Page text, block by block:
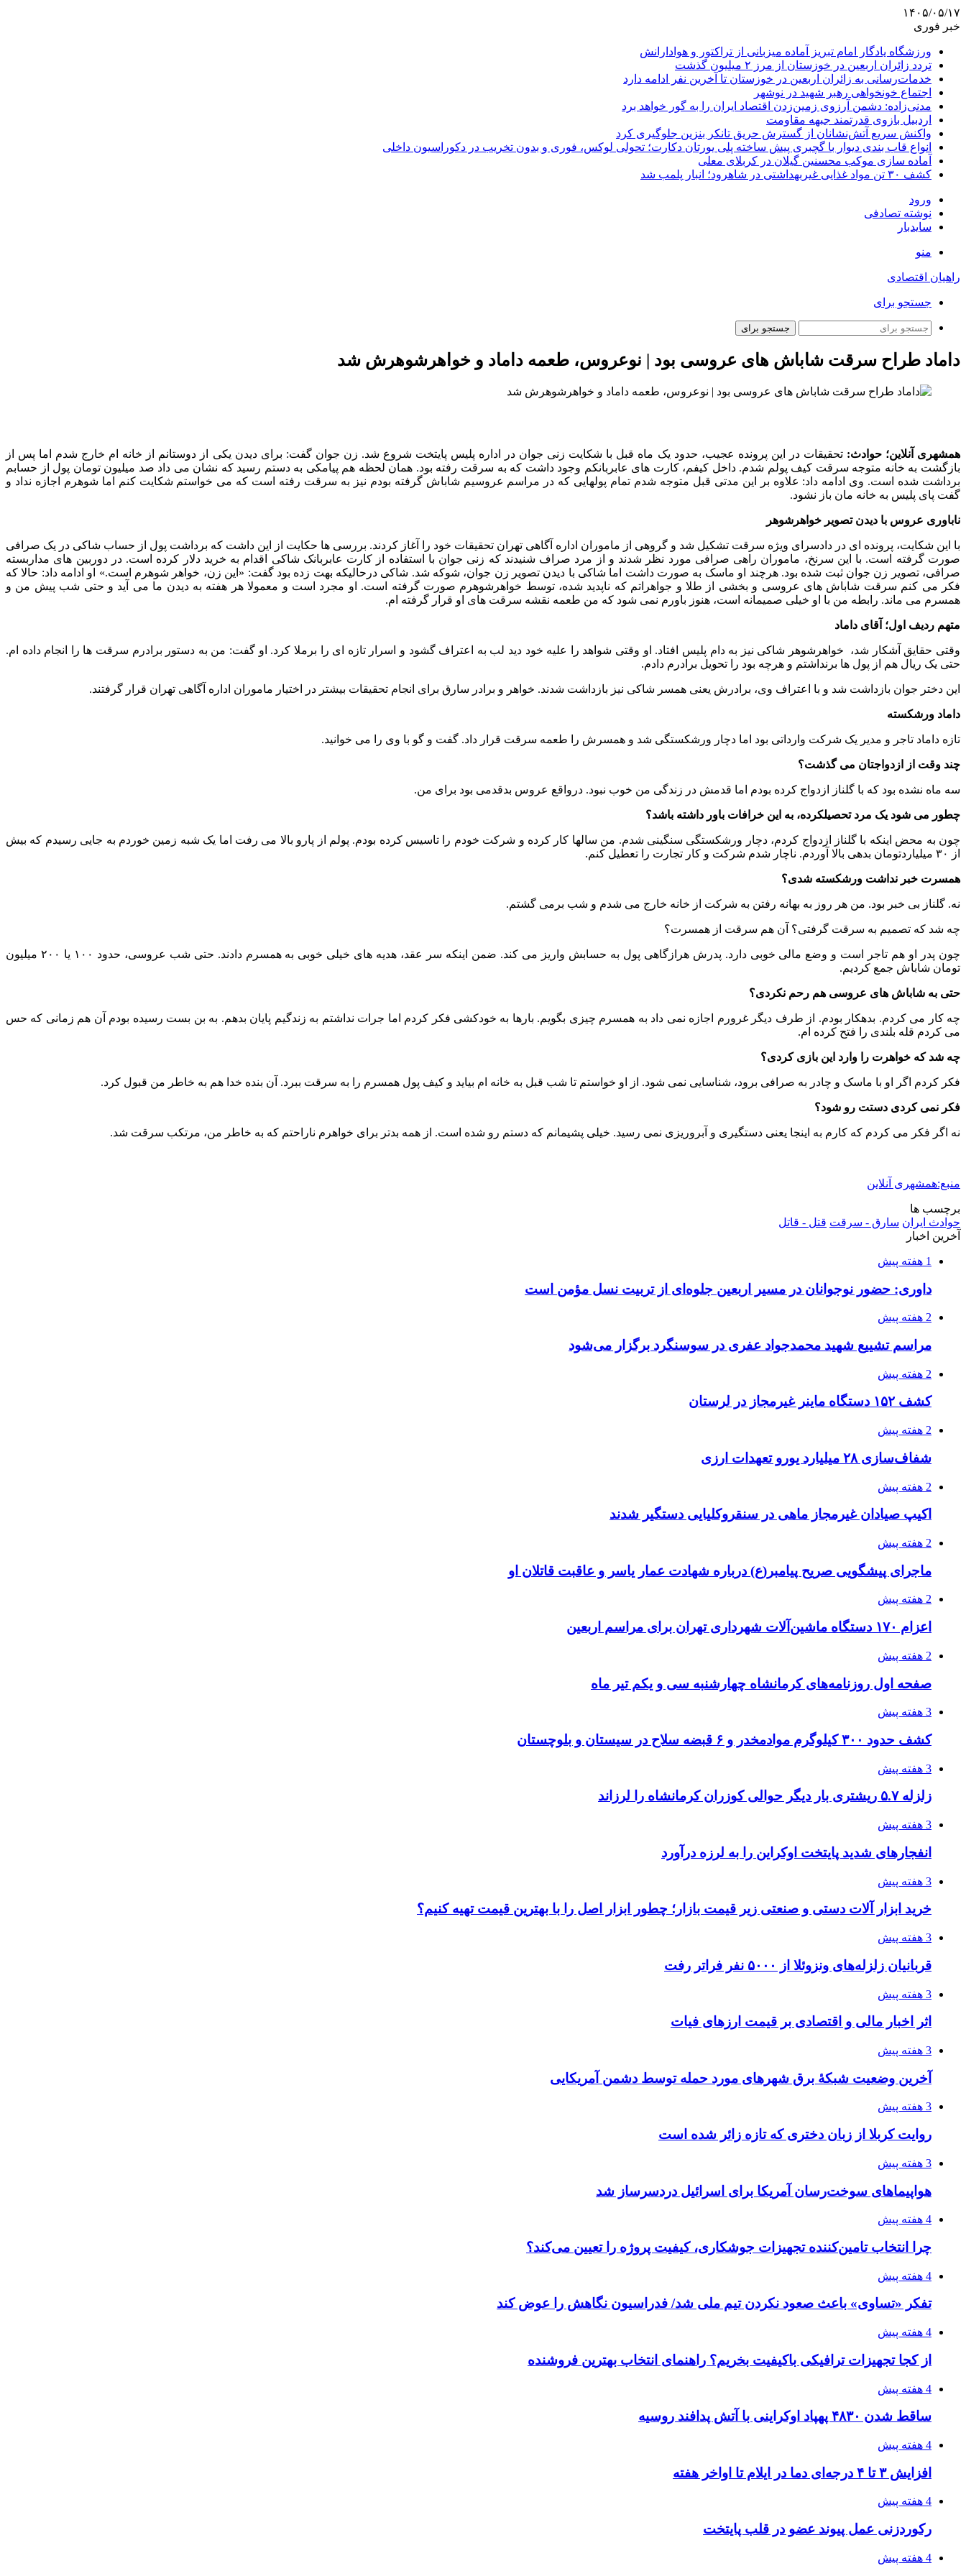
۱۴۰۵/۰۵/۱۷
خبر فوری
ورزشگاه یادگار امام تبریز آماده میزبانی از تراکتور و هوادارانش
تردد زائران اربعین در خوزستان از مرز ۲ میلیون گذشت
خدمات‌رسانی به زائران اربعین در خوزستان تا آخرین نفر ادامه دارد
اجتماع خونخواهی رهبر شهید در نوشهر
مدنی‌زاده: دشمن آرزوی زمین‌زدن اقتصاد ایران را به گور خواهد برد
اردبیل بازوی قدرتمند جبهه مقاومت
واکنش سریع آتش‌نشانان از گسترش حریق تانکر بنزین جلوگیری کرد
انواع قاب بندی دیوار با گچبری پیش ساخته پلی یورتان دکارت؛ تحولی لوکس، فوری و بدون تخریب در دکوراسیون داخلی
آماده سازی موکب محسنین گیلان در کربلای معلی
کشف ۳۰ تن مواد غذایی غیربهداشتی در شاهرود؛ انبار پلمب شد
ورود
نوشته تصادفی
سایدبار
منو
راهیان اقتصادی
جستجو برای
جستجو برای
داماد طراح سرقت شاباش های عروسی بود | نوعروس، طعمه داماد و خواهرشوهرش شد
همشهری آنلاین؛ حوادث:تحقیقات در این پرونده عجیب، حدود یک ماه قبل با شکایت زنی جوان در اداره پلیس پایتخت شروع شد. زن جوان گفت: برای دیدن یکی از دوستانم از خانه ام خارج شدم اما پس از
بازگشت به خانه متوجه سرقت کیف پولم شدم. داخل کیفم، کارت های عابربانکم وجود داشت که به سرقت رفته بود. همان لحظه هم پیامکی به دستم رسید که نشان می داد صد میلیون تومان پول از حسابم
برداشت شده است. وی ادامه داد: علاوه بر این مدتی قبل متوجه شدم تمام پولهایی که در مراسم عروسیم شاباش گرفته بودم نیز به سرقت رفته است که می خواستم شکایت کنم اما شوهرم اجازه نداد و
گفت پای پلیس به خانه مان باز نشود.
ناباوری عروس با دیدن تصویر خواهرشوهر
با این شکایت، پرونده ای در دادسرای ویژه سرقت تشکیل شد و گروهی از ماموران اداره آگاهی تهران تحقیقات خود را آغاز کردند. بررسی ها حکایت از این داشت که برداشت پول از حساب شاکی در یک صرافی
صورت گرفته است. با این سرنخ، ماموران راهی صرافی مورد نظر شدند و از مرد صراف شنیدند که زنی جوان با استفاده از کارت عابربانک شاکی اقدام به خرید دلار کرده است. در دوربین های مداربسته
صرافی، تصویر زن جوان ثبت شده بود. هرچند او ماسک به صورت داشت اما شاکی با دیدن تصویر زن جوان، شوکه شد. شاکی درحالیکه بهت زده بود گفت: «این زن، خواهر شوهرم است.» او ادامه داد: حالا که
فکر می کنم سرقت شاباش های عروسی و بخشی از طلا و جواهراتم که ناپدید شده، توسط خواهرشوهرم صورت گرفته است. او مجرد است و معمولا هر هفته به دیدن ما می آید و حتی شب پیش من و
همسرم می ماند. رابطه من با او خیلی صمیمانه است، هنوز باورم نمی شود که من طعمه نقشه سرقت های او قرار گرفته ام.
متهم ردیف اول؛ آقای داماد
وقتی حقایق آشکار شد، ‌ خواهرشوهر شاکی نیز به دام پلیس افتاد. او وقتی شواهد را علیه خود دید لب به اعتراف گشود و اسرار تازه ای را برملا کرد. او گفت: من به دستور برادرم سرقت ها را انجام داده ام.
حتی یک ریال هم از پول ها برنداشتم و هرچه بود را تحویل برادرم دادم.
این دختر جوان بازداشت شد و با اعتراف وی، برادرش یعنی همسر شاکی نیز بازداشت شدند. خواهر و برادر سارق برای انجام تحقیقات بیشتر در اختیار ماموران اداره آگاهی تهران قرار گرفتند.
داماد ورشکسته
تازه داماد تاجر و مدیر یک شرکت وارداتی بود اما دچار ورشکستگی شد و همسرش را طعمه سرقت قرار داد. گفت و گو با وی را می خوانید.
چند وقت از ازدواجتان می گذشت؟
سه ماه نشده بود که با گلناز ازدواج کرده بودم اما قدمش در زندگی من خوب نبود. درواقع عروس بدقدمی بود برای من.
چطور می شود یک مرد تحصیلکرده، به این خرافات باور داشته باشد؟
چون به محض اینکه با گلناز ازدواج کردم، دچار ورشکستگی سنگینی شدم. من سالها کار کرده و شرکت خودم را تاسیس کرده بودم. پولم از پارو بالا می رفت اما یک شبه زمین خوردم به جایی رسیدم که بیش
از ۳۰ میلیاردتومان بدهی بالا آوردم. ناچار شدم شرکت و کار تجارت را تعطیل کنم.
همسرت خبر نداشت ورشکسته شدی؟
نه. گلناز بی خبر بود. من هر روز به بهانه رفتن به شرکت از خانه خارج می شدم و شب برمی گشتم.
چه شد که تصمیم به سرقت گرفتی؟ آن هم سرقت از همسرت؟
چون پدر او هم تاجر است و وضع مالی خوبی دارد. پدرش هرازگاهی پول به حسابش واریز می کند. ضمن اینکه سر عقد، هدیه های خیلی خوبی به همسرم دادند. حتی شب عروسی، حدود ۱۰۰ یا ۲۰۰ میلیون
تومان شاباش جمع کردیم.
حتی به شاباش های عروسی هم رحم نکردی؟
چه کار می کردم. بدهکار بودم. از طرف دیگر غرورم اجازه نمی داد به همسرم چیزی بگویم. بارها به خودکشی فکر کردم اما جرات نداشتم به زندگیم پایان بدهم. به بن بست رسیده بودم آن هم زمانی که حس
می کردم قله بلندی را فتح کرده ام.
چه شد که خواهرت را وارد این بازی کردی؟
فکر کردم اگر او با ماسک و چادر به صرافی برود، شناسایی نمی شود. از او خواستم تا شب قبل به خانه ام بیاید و کیف پول همسرم را به سرقت ببرد. آن بنده خدا هم به خاطر من قبول کرد.
فکر نمی کردی دستت رو شود؟
نه اگر فکر می کردم که کارم به اینجا یعنی دستگیری و آبروریزی نمی رسید. خیلی پشیمانم که دستم رو شده است. از همه بدتر برای خواهرم ناراحتم که به خاطر من، ‌مرتکب سرقت شد.
منبع:همشهری آنلاین
برچسب ها
حوادث ایران سارق - سرقت قتل - قاتل
آخرین اخبار
1 هفته پیش
داوری: حضور نوجوانان در مسیر اربعین جلوه‌ای از تربیت نسل مؤمن است
2 هفته پیش
مراسم تشییع شهید محمدجواد عفری در سوسنگرد برگزار می‌شود
2 هفته پیش
کشف ۱۵۲ دستگاه ماینر غیرمجاز در لرستان
2 هفته پیش
شفاف‌سازی ۲۸ میلیارد یورو تعهدات ارزی
2 هفته پیش
اکیپ صیادان غیرمجاز ماهی در سنقروکلیایی دستگیر شدند
2 هفته پیش
ماجرای پیشگویی صریح پیامبر(ع) درباره شهادت عمار یاسر و عاقبت قاتلان او
2 هفته پیش
اعزام ۱۷۰ دستگاه ماشین‌آلات شهرداری تهران برای مراسم اربعین
2 هفته پیش
صفحه اول روزنامه‌های کرمانشاه چهارشنبه سی و یکم تیر ماه
3 هفته پیش
کشف حدود ۳۰۰ کیلوگرم موادمخدر و ۶ قبضه سلاح در سیستان و بلوچستان
3 هفته پیش
زلزله ۵.۷ ریشتری بار دیگر حوالی کوزران کرمانشاه را لرزاند
3 هفته پیش
انفجارهای شدید پایتخت اوکراین را به لرزه درآورد
3 هفته پیش
خرید ابزار آلات دستی و صنعتی زیر قیمت بازار؛ چطور ابزار اصل را با بهترین قیمت تهیه کنیم؟
3 هفته پیش
قربانیان زلزله‌های ونزوئلا از ۵۰۰۰ نفر فراتر رفت
3 هفته پیش
اثر اخبار مالی و اقتصادی بر قیمت ارزهای فیات
3 هفته پیش
آخرین وضعیت شبکۀ برق شهرهای مورد حمله توسط دشمن آمریکایی
3 هفته پیش
روایت کربلا از زبان دختری که تازه زائر شده است
3 هفته پیش
هواپیماهای سوخت‌رسان آمریکا برای اسرائیل دردسرساز شد
4 هفته پیش
چرا انتخاب تامین‌کننده تجهیزات جوشکاری، کیفیت پروژه را تعیین می‌کند؟
4 هفته پیش
تفکر «تساوی» باعث صعود نکردن تیم ملی شد/ فدراسیون نگاهش را عوض کند
4 هفته پیش
از کجا تجهیزات ترافیکی باکیفیت بخریم؟ راهنمای انتخاب بهترین فروشنده
4 هفته پیش
ساقط شدن ۴۸۳۰ پهپاد اوکراینی با آتش پدافند روسیه
4 هفته پیش
افزایش ۳ تا ۴ درجه‌ای دما در ایلام تا اواخر هفته
4 هفته پیش
رکوردزنی عمل پیوند عضو در قلب پایتخت
4 هفته پیش